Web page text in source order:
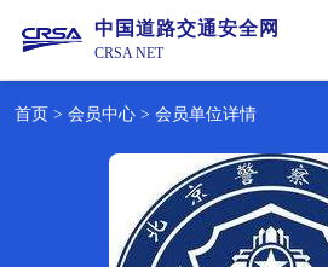
中国道路交通安全网
CRSA NET
首页 > 会员中心 > 会员单位详情